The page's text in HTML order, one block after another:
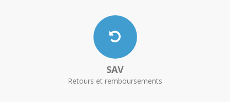
SAV
Retours et remboursements